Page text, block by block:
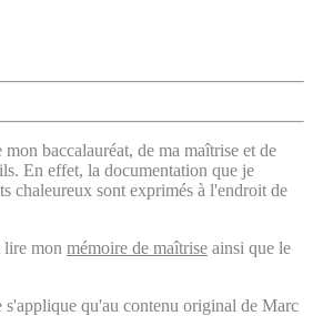
baccalauréat, de ma maîtrise et de
En effet, la documentation que je
chaleureux sont exprimés à l'endroit de
lire mon mémoire de maîtrise ainsi que le
qu'au contenu original de Marc